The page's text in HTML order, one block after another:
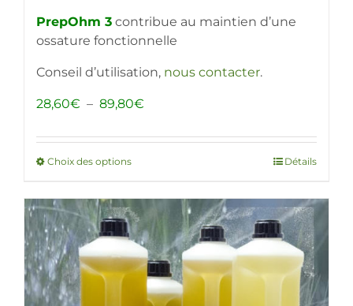
PrepOhm 3 contribue au maintien d’une
ossature fonctionnelle
Conseil d’utilisation, nous contacter.
28,60€ – 89,80€
prix :
89,80€
Choix des optionsCe
a
plusieurs
variations.
Les
options
peuvent
Détails